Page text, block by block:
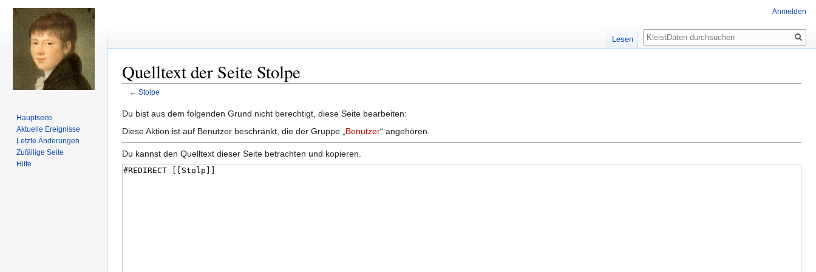
Quelltext der Seite Stolpe
← Stolpe
Zur
Navigation
Zur
Suche
Du bist aus dem folgenden Grund nicht berechtigt, diese Seite bearbeiten:
Diese Aktion ist auf Benutzer beschränkt, die der Gruppe „ Benutzer“ angehören.
Du kannst den Quelltext dieser Seite betrachten und kopieren.
Anmelden
Lesen
Suche
Hauptseite
Aktuelle Ereignisse
Letzte Änderungen
Zufällige Seite
Hilfe